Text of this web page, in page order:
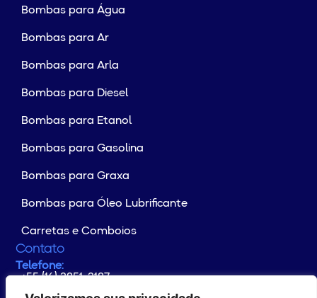
Bombas para Água
Bombas para Ar
Bombas para Arla
Bombas para Diesel
Bombas para Etanol
Bombas para Gasolina
Bombas para Graxa
Bombas para Óleo Lubrificante
Carretas e Comboios
Contato
Telefone:
+55 (16) 3851-2187
Whatsapp:
+55 (16) 99176-4133